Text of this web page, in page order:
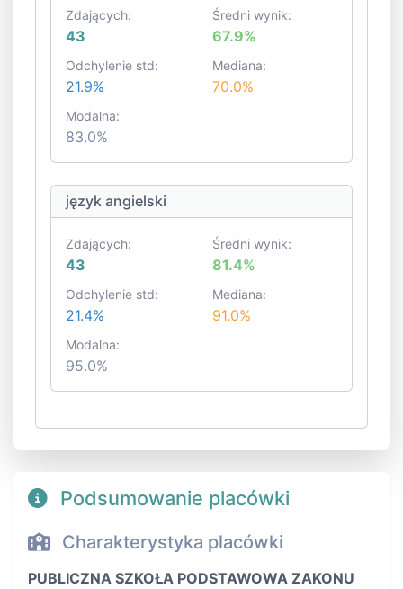
Zdających:
43
Średni wynik:
67.9%
Odchylenie std:
21.9%
Mediana:
70.0%
Modalna:
83.0%
język angielski
Zdających:
43
Średni wynik:
81.4%
Odchylenie std:
21.4%
Mediana:
91.0%
Modalna:
95.0%
Podsumowanie placówki
Charakterystyka placówki
PUBLICZNA SZKOŁA PODSTAWOWA ZAKONU